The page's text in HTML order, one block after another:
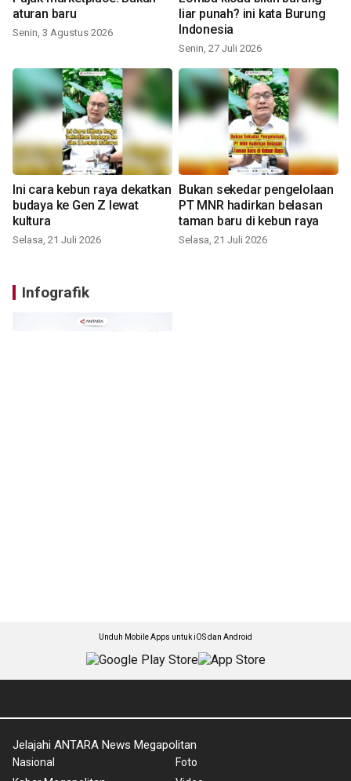
aturan baru
Senin, 3 Agustus 2026
liar punah? ini kata Burung
Indonesia
Senin, 27 Juli 2026
Ini cara kebun raya dekatkan
budaya ke Gen Z lewat
kultura
Selasa, 21 Juli 2026
Bukan sekedar pengelolaan
PT MNR hadirkan belasan
taman baru di kebun raya
Selasa, 21 Juli 2026
Infografik
Unduh Mobile Apps untuk iOS dan Android
Jelajahi ANTARA News Megapolitan
Nasional
Foto